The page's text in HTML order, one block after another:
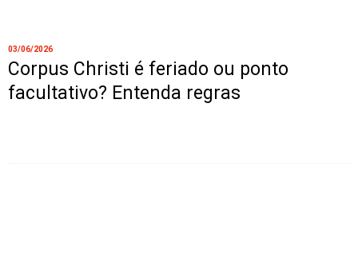
03/06/2026
Corpus Christi é feriado ou ponto
facultativo? Entenda regras